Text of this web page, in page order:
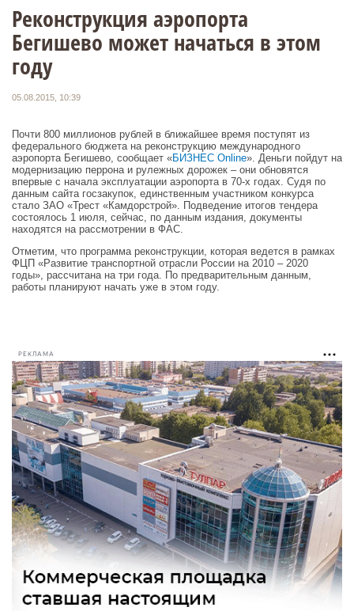
Реконструкция аэропорта
Бегишево может начаться в этом
году
05.08.2015, 10:39
Почти 800 миллионов рублей в ближайшее время поступят из
федерального бюджета на реконструкцию международного
аэропорта Бегишево, сообщает «БИЗНЕС Online». Деньги пойдут на
модернизацию перрона и рулежных дорожек – они обновятся
впервые с начала эксплуатации аэропорта в 70-х годах. Судя по
данным сайта госзакупок, единственным участником конкурса
стало ЗАО «Трест «Камдорстрой». Подведение итогов тендера
состоялось 1 июля, сейчас, по данным издания, документы
находятся на рассмотрении в ФАС.
Отметим, что программа реконструкции, которая ведется в рамках
ФЦП «Развитие транспортной отрасли России на 2010 – 2020
годы», рассчитана на три года. По предварительным данным,
работы планируют начать уже в этом году.
РЕКЛАМА